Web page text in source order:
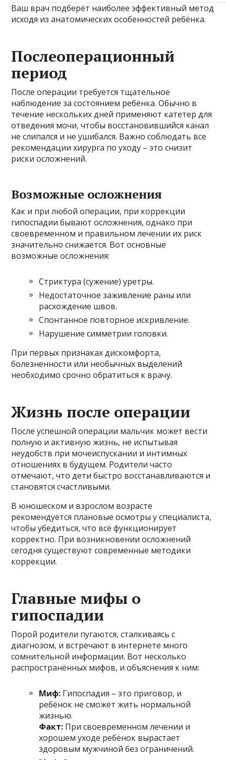
Ваш врач подберёт наиболее эффективный метод
исходя из анатомических особенностей ребёнка.
Послеоперационный
период
После операции требуется тщательное
наблюдение за состоянием ребёнка. Обычно в
течение нескольких дней применяют катетер для
отведения мочи, чтобы восстановившийся канал
не слипался и не ушибался. Важно соблюдать все
рекомендации хирурга по уходу – это снизит
риски осложнений.
Возможные осложнения
Как и при любой операции, при коррекции
гипоспадии бывают осложнения, однако при
своевременном и правильном лечении их риск
значительно снижается. Вот основные
возможные осложнения:
Стриктура (сужение) уретры.
Недостаточное заживление раны или
расхождение швов.
Спонтанное повторное искривление.
Нарушение симметрии головки.
При первых признаках дискомфорта,
болезненности или необычных выделений
необходимо срочно обратиться к врачу.
Жизнь после операции
После успешной операции мальчик может вести
полную и активную жизнь, не испытывая
неудобств при мочеиспускании и интимных
отношениях в будущем. Родители часто
отмечают, что дети быстро восстанавливаются и
становятся счастливыми.
В юношеском и взрослом возрасте
рекомендуется плановые осмотры у специалиста,
чтобы убедиться, что всё функционирует
корректно. При возникновении осложнений
сегодня существуют современные методики
коррекции.
Главные мифы о
гипоспадии
Порой родители пугаются, сталкиваясь с
диагнозом, и встречают в интернете много
сомнительной информации. Вот несколько
распространённых мифов, и объяснения к ним:
Миф: Гипоспадия – это приговор, и
ребёнок не сможет жить нормальной
жизнью.
Факт: При своевременном лечении и
хорошем уходе ребёнок вырастает
здоровым мужчиной без ограничений.